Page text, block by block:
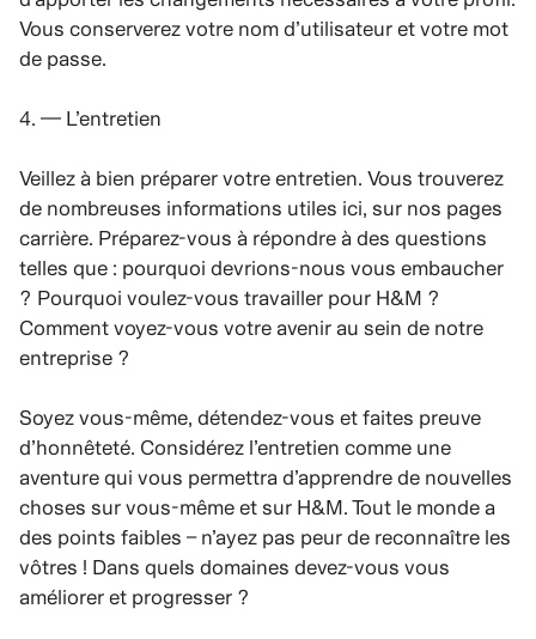
Vous conserverez votre nom d’utilisateur et votre mot
de passe.
4. — L’entretien
Veillez à bien préparer votre entretien. Vous trouverez
de nombreuses informations utiles ici, sur nos pages
carrière. Préparez-vous à répondre à des questions
telles que : pourquoi devrions-nous vous embaucher
? Pourquoi voulez-vous travailler pour H&M ?
Comment voyez-vous votre avenir au sein de notre
entreprise ?
Soyez vous-même, détendez-vous et faites preuve
d’honnêteté. Considérez l’entretien comme une
aventure qui vous permettra d’apprendre de nouvelles
choses sur vous-même et sur H&M. Tout le monde a
des points faibles – n’ayez pas peur de reconnaître les
vôtres ! Dans quels domaines devez-vous vous
améliorer et progresser ?